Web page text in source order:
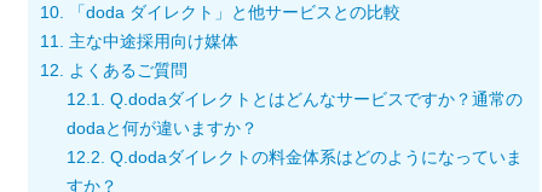
10.
「doda ダイレクト」と他サービスとの比較
11.
主な中途採用向け媒体
12.
よくあるご質問
12.1.
Q.dodaダイレクトとはどんなサービスですか？通常の
dodaと何が違いますか？
12.2. Q.dodaダイレクトの料金体系はどのようになっていま
すか？